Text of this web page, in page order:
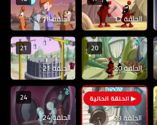
الحلقة 17 الحلقة 18
20
الحلقة 20
21
الحلقة 21
23
الحلقة 23
24
الحلقة 24